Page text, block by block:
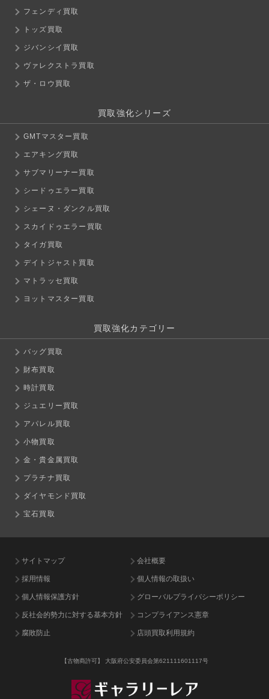
フェンディ買取
トッズ買取
ジバンシイ買取
ヴァレクストラ買取
ザ・ロウ買取
買取強化シリーズ
GMTマスター買取
エアキング買取
サブマリーナー買取
シードゥエラー買取
シェーヌ・ダンクル買取
スカイドゥエラー買取
タイガ買取
デイトジャスト買取
マトラッセ買取
ヨットマスター買取
買取強化カテゴリー
バッグ買取
財布買取
時計買取
ジュエリー買取
アパレル買取
小物買取
金・貴金属買取
プラチナ買取
ダイヤモンド買取
宝石買取
サイトマップ 会社概要
採用情報 個人情報の取扱い
個人情報保護方針 グローバルプライバシーポリシー
反社会的勢力に対する基本方針 コンプライアンス憲章
腐敗防止 店頭買取利用規約
【古物商許可】 大阪府公安委員会第621111601117号